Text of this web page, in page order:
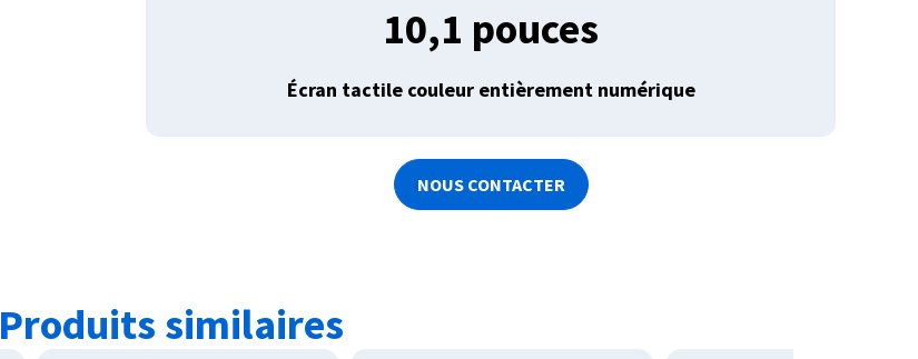
10,1 pouces
Écran tactile couleur entièrement numérique
NOUS CONTACTER
Produits similaires